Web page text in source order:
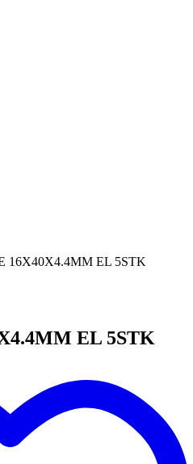
16X40X4.4MM EL 5STK
EL 5STK